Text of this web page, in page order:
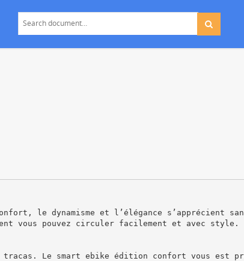
le dynamisme et l’élégance s’apprécient
vous pouvez circuler facilement et avec style.
Le smart ebike édition confort vous est